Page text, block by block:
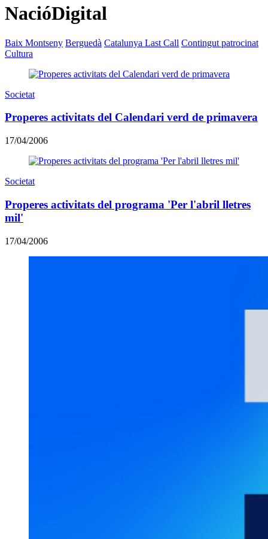
NacióDigital
Baix Montseny Berguedà Catalunya Last Call Contingut patrocinat
Cultura
Societat
Properes activitats del Calendari verd de primavera
17/04/2006
Societat
Properes activitats del programa 'Per l'abril lletres
mil'
17/04/2006